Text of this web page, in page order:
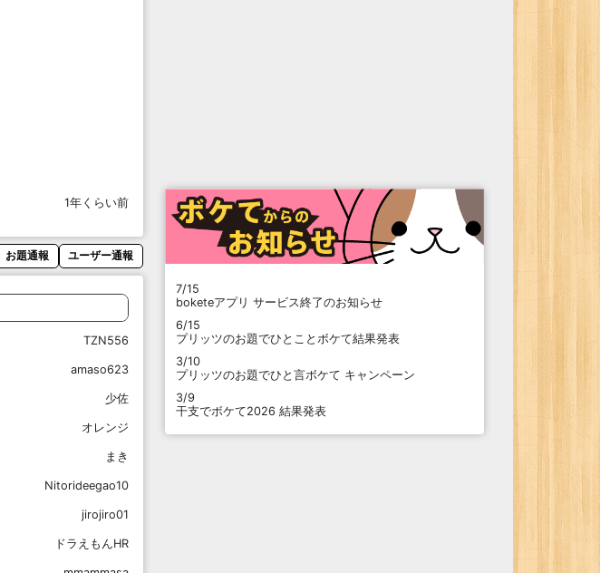
1年くらい前
お題通報 ユーザー通報
TZN556
amaso623
少佐
オレンジ
まき
Nitorideegao10
jirojiro01
ドラえもんHR
7/15
boketeアプリ サービス終了のお知らせ
6/15
プリッツのお題でひとことボケて結果発表
3/10
プリッツのお題でひと言ボケて キャンペーン
3/9
干支でボケて2026 結果発表